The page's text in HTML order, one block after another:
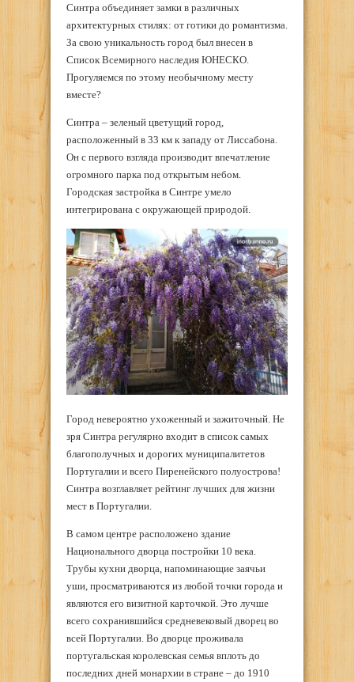
Синтра объединяет замки в различных
архитектурных стилях: от готики до романтизма.
За свою уникальность город был внесен в
Список Всемирного наследия ЮНЕСКО.
Прогуляемся по этому необычному месту
вместе?
Синтра – зеленый цветущий город,
расположенный в 33 км к западу от Лиссабона.
Он с первого взгляда производит впечатление
огромного парка под открытым небом.
Городская застройка в Синтре умело
интегрирована с окружающей природой.
Город невероятно ухоженный и зажиточный. Не
зря Синтра регулярно входит в список самых
благополучных и дорогих муниципалитетов
Португалии и всего Пиренейского полуострова!
Синтра возглавляет рейтинг лучших для жизни
мест в Португалии.
В самом центре расположено здание
Национального дворца постройки 10 века.
Трубы кухни дворца, напоминающие заячьи
уши, просматриваются из любой точки города и
являются его визитной карточкой. Это лучше
всего сохранившийся средневековый дворец во
всей Португалии. Во дворце проживала
португальская королевская семья вплоть до
последних дней монархии в стране – до 1910